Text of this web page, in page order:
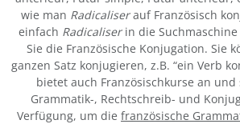
wie man Radicaliserauf Französisch
einfach Radicaliserin die
Sie die Französische Konjugation. Sie
ganzen Satz konjugieren, z.B. “ein Verb
bietet auch Französischkurse an
Grammatik-, Rechtschreib- und
Verfügung, um die französische